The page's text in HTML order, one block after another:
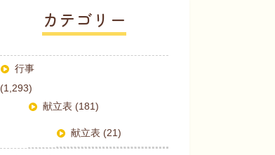
カテゴリー
行事
(1,293)
献立表 (181)
献立表 (21)